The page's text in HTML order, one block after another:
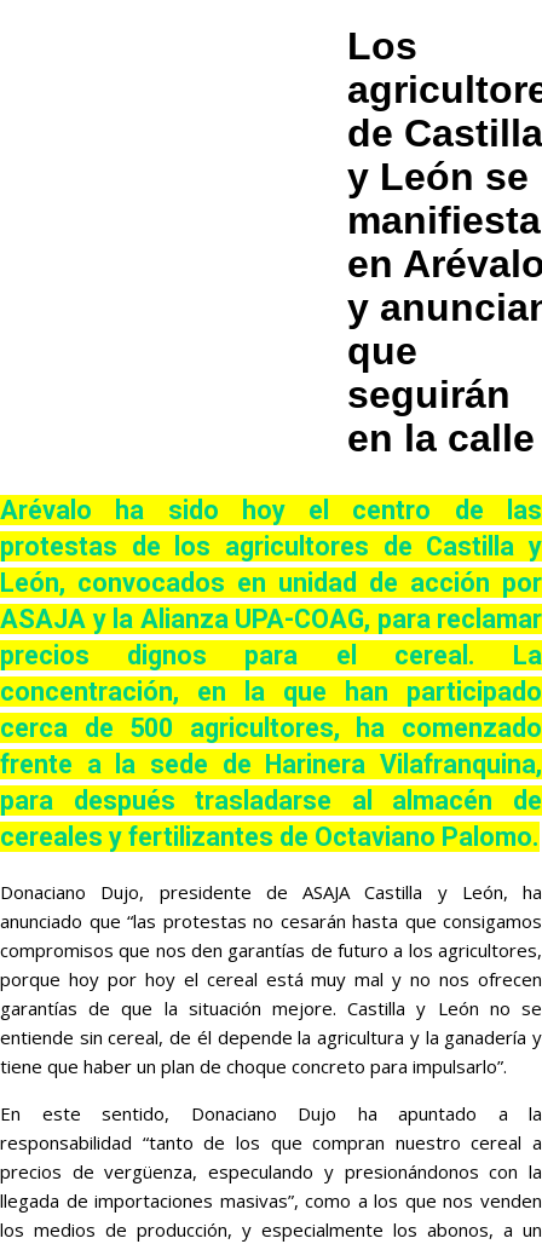
Los
de Castilla
y León se
en
y
que
seguirán
en la calle
Arévalo ha sido hoy el centro de las
protestas de los agricultores de Castilla y
León, convocados en unidad de acción por
ASAJA y la Alianza UPA-COAG, para reclamar
precios dignos para el cereal. La
concentración, en la que han participado
cerca de 500 agricultores, ha comenzado
frente a la sede de Harinera Vilafranquina,
para después trasladarse al almacén de
cereales y fertilizantes de Octaviano Palomo.
Donaciano Dujo, presidente de ASAJA Castilla y León, ha
anunciado que “las protestas no cesarán hasta que consigamos
compromisos que nos den garantías de futuro a los agricultores,
porque hoy por hoy el cereal está muy mal y no nos ofrecen
garantías de que la situación mejore. Castilla y León no se
entiende sin cereal, de él depende la agricultura y la ganadería y
tiene que haber un plan de choque concreto para impulsarlo”.
En este sentido, Donaciano Dujo ha apuntado a la
responsabilidad “tanto de los que compran nuestro cereal a
precios de vergüenza, especulando y presionándonos con la
llegada de importaciones masivas”, como a los que nos venden
los medios de producción, y especialmente los abonos, a un